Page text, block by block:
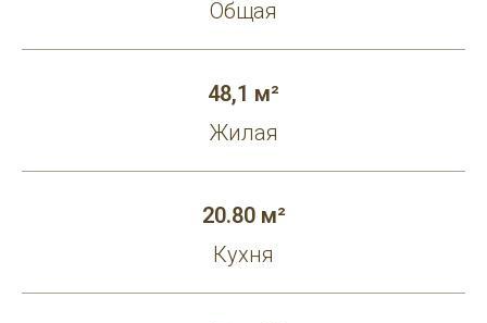
Общая
48,1 м²
Жилая
20.80 м²
Кухня